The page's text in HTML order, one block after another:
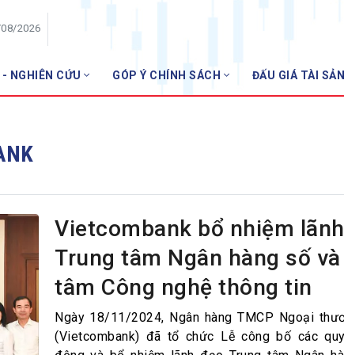
2026
NGHIÊN CỨU GÓP Ý CHÍNH SÁCH ĐẤU GIÁ TÀI SẢN
hàng
Vietcombank bổ nhiệm
Trung tâm Ngân hàng số
tâm Công nghệ thông tin
Ngày 18/11/2024, Ngân hàng TMCP Ngoại
(Vietcombank) đã tổ chức Lễ công bố các